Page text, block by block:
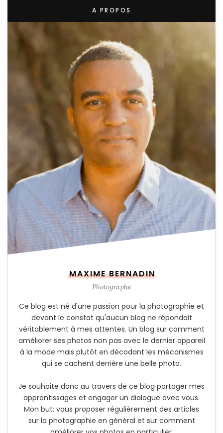
A PROPOS
MAXIME BERNADIN
Photographe
Ce blog est né d'une passion pour la photographie et
devant le constat qu'aucun blog ne répondait
véritablement à mes attentes. Un blog sur comment
améliorer ses photos non pas avec le dernier appareil
à la mode mais plutôt en décodant les mécanismes
qui se cachent derrière une belle photo.
Je souhaite donc au travers de ce blog partager mes
apprentissages et engager un dialogue avec vous.
Mon but: vous proposer régulièrement des articles
sur la photographie en général et sur comment